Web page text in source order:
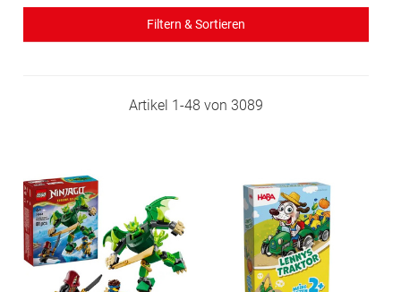
Filtern & Sortieren
Artikel 1 -48 von 3089